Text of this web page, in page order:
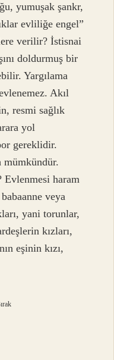
yumuşak şankr,
evliliğe engel”
verilir? İstisnai
doldurmuş bir
Yargılama
Akıl
resmi sağlık
yol
gereklidir.
mümkündür.
Evlenmesi haram
veya
yani torunlar,
kızları,
eşinin kızı,